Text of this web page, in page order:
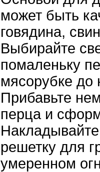
может быть
говядина,
Выбирайте
помаленьку
мясорубке до
Прибавьте
перца и
решетку для
умеренном